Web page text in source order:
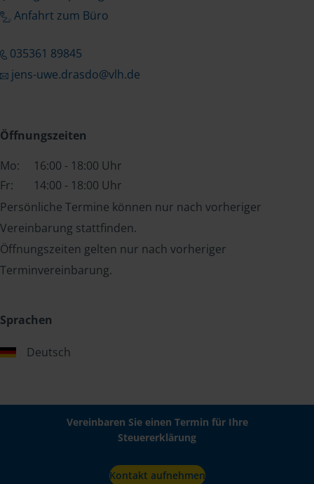
Anfahrt zum Büro
035361 89845
jens-uwe.drasdo@vlh.de
Öffnungszeiten
Mo:
16:00 - 18:00 Uhr
Fr:
14:00 - 18:00 Uhr
Persönliche Termine können nur nach vorheriger
Vereinbarung stattfinden.
Öffnungszeiten gelten nur nach vorheriger
Terminvereinbarung.
Sprachen
Deutsch
Vereinbaren Sie einen Termin für Ihre
Steuererklärung
Kontakt aufnehmen